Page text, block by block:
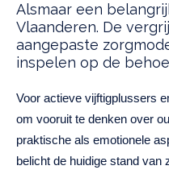
Alsmaar een
Vlaanderen. De
aangepaste
inspelen op de
Voor actieve vijftigplussers
om vooruit te denken over
praktische als emotionele
belicht de huidige stand van